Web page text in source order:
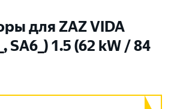
для ZAZ VIDA
SA6_) 1.5 (62 kW / 84